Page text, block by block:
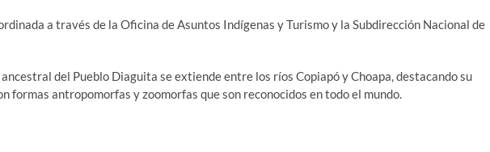
a través de la Oficina de Asuntos Indígenas y Turismo y la Subdirección Nacional de
del Pueblo Diaguita se extiende entre los ríos Copiapó y Choapa, destacando su
formas antropomorfas y zoomorfas que son reconocidos en todo el mundo.